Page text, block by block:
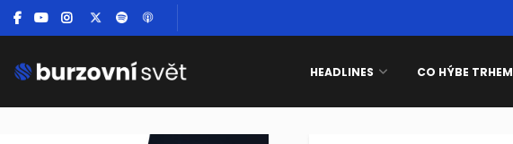
HEADLINES CO HÝBE TRHEM